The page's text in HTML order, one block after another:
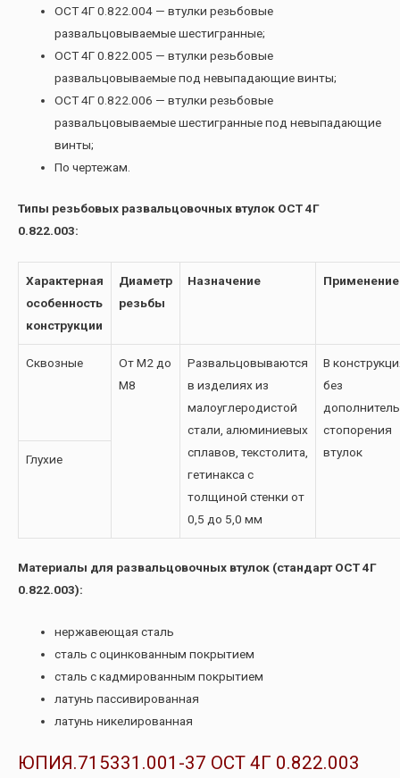
ОСТ 4Г 0.822.004 — втулки резьбовые
развальцовываемые шестигранные;
ОСТ 4Г 0.822.005 — втулки резьбовые
развальцовываемые под невыпадающие винты;
ОСТ 4Г 0.822.006 — втулки резьбовые
развальцовываемые шестигранные под невыпадающие
винты;
По чертежам.
Типы резьбовых развальцовочных втулок ОСТ 4Г
0.822.003:
Характерная
особенность
конструкции
Диаметр
резьбы
Назначение Применение
Сквозные
От М2 до
М8
Развальцовываются
в изделиях из
малоуглеродистой
стали, алюминиевых
сплавов, текстолита,
гетинакса с
толщиной стенки от
0,5 до 5,0 мм
В
без
стопорения
втулок
Глухие
Материалы для развальцовочных втулок (стандарт ОСТ 4Г
0.822.003):
нержавеющая сталь
сталь с оцинкованным покрытием
сталь с кадмированным покрытием
латунь пассивированная
латунь никелированная
ЮПИЯ.715331.001-37 ОСТ 4Г 0.822.003